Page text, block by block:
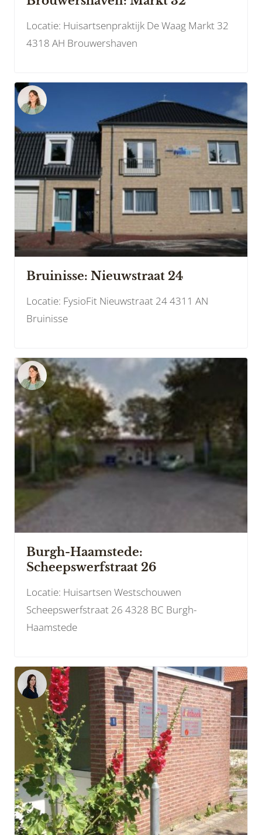
Locatie: Huisartsenpraktijk De Waag Markt 32
4318 AH Brouwershaven
Bruinisse: Nieuwstraat 24
Locatie: FysioFit Nieuwstraat 24 4311 AN
Bruinisse
Burgh-Haamstede:
Scheepswerfstraat 26
Locatie: Huisartsen Westschouwen
Scheepswerfstraat 26 4328 BC Burgh-
Haamstede